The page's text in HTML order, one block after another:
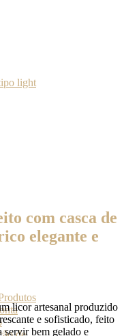
com casca de
elegante e
licor artesanal produzido
e sofisticado, feito
servir bem gelado e